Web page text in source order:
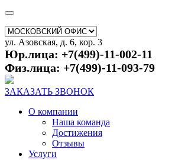
ул. Азовская, д. 6, кор. 3
Юр.лица: +7(499)-11-002-11
Физ.лица: +7(499)-11-093-79
ЗАКАЗАТЬ ЗВОНОК
О компании
Наша команда
Достижения
Отзывы
Услуги